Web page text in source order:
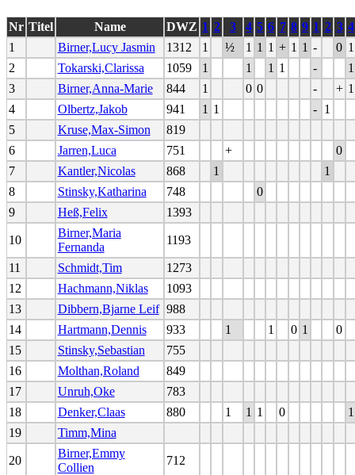
Nr Titel Name DWZ 1 2 3 4 5 6 7 8 9 1 2 3 4
1
Birner,Lucy Jasmin 1312 1 ½ 1 1 1 + 1 1 - 0 1
2
Tokarski,Clarissa 1059 1 1 1 1 -
1
3
Birner,Anna-Marie 844 1 0 0 - + 1
4
Olbertz,Jakob 941 1 1 -
1
5
Kruse,Max-Simon
819
6
Jarren,Luca 751 +
0
7
Kantler,Nicolas 868 1
1
8
Stinsky,Katharina 748
0
9
Heß,Felix 1393
10
Birner,Maria
Fernanda
1193
11 Schmidt,Tim
1273
12
Hachmann,Niklas
1093
13
Dibbern,Bjarne Leif 988
14
Hartmann,Dennis 933 1 1 0 1
0
15
Stinsky,Sebastian
755
16
Molthan,Roland
849
17
Unruh,Oke
783
18
Denker,Claas 880 1 1 1 0
1
19
Timm,Mina
20
Birner,Emmy
Collien
712